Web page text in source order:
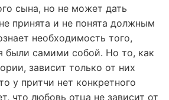
сына, но не может дать
принята и не понята должным
необходимость того,
были самими собой. Но то, как
зависит только от них
у притчи нет конкретного
что любовь отца не зависит от